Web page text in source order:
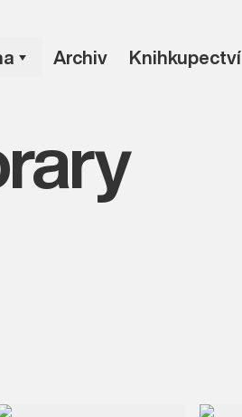
Archiv Knihkupectví